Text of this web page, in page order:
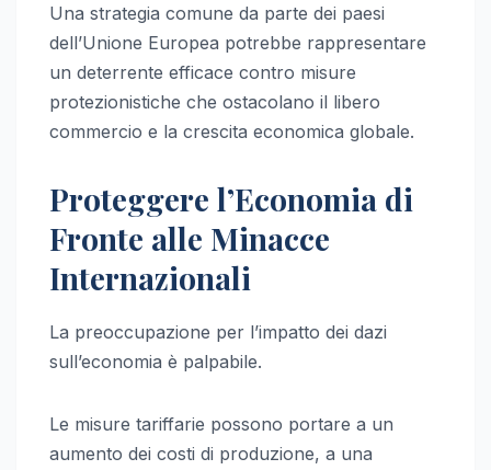
Una strategia comune da parte dei paesi
dell’Unione Europea potrebbe rappresentare
un deterrente efficace contro misure
protezionistiche che ostacolano il libero
commercio e la crescita economica globale.
Proteggere l’Economia di
Fronte alle Minacce
Internazionali
La preoccupazione per l’impatto dei dazi
sull’economia è palpabile.
Le misure tariffarie possono portare a un
aumento dei costi di produzione, a una